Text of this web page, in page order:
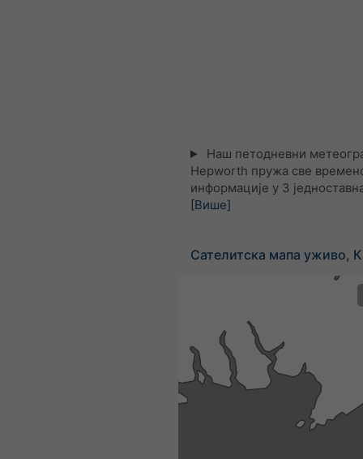
Наш петодневни
Hepworth пружа све
информације у 3
[Више]
Сателитска мапа уживо,